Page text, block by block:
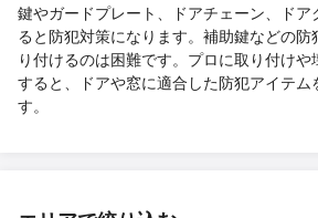
鍵やガードプレート、ドアチェーン、ドア
ると防犯対策になります。補助鍵などの防
り付けるのは困難です。プロに取り付け
すると、ドアや窓に適合した防犯アイテ
す。